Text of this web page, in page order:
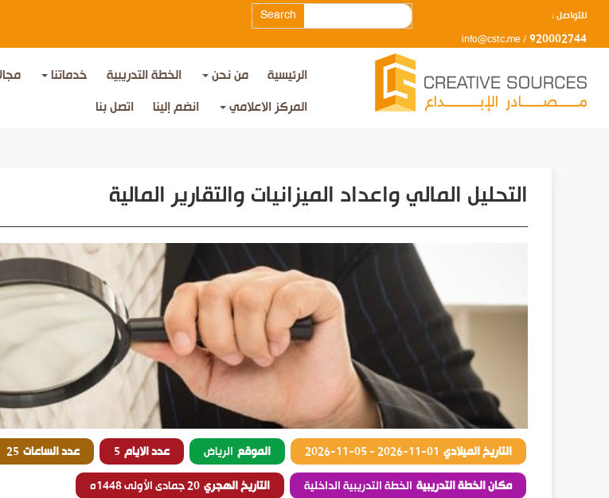
للتواصل :
920002744
/
info@cstc.me
Search
الرئيسية من نحن الخطة التدريبية خدماتنا
المركز الاعلامي
انضم إلينا اتصل بنا
التحليل المالي واعداد الميزانيات والتقارير المالية
التاريخ الميلادي 2026-11-01
-
2026-11-05 الموقع الرياض عدد الايام 5 عدد الساعات 25
مكان الخطة التدريبية الخطة التدريبية الداخلية التاريخ الهجري 20 جمادى الأولى 1448ه